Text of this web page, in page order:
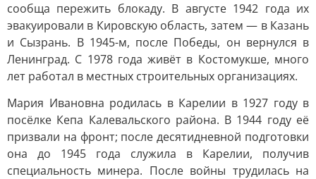
сообща пережить блокаду. В августе 1942 года их
эвакуировали в Кировскую область, затем — в Казань
и Сызрань. В 1945-м, после Победы, он вернулся в
Ленинград. С 1978 года живёт в Костомукше, много
лет работал в местных строительных организациях.
Мария Ивановна родилась в Карелии в 1927 году в
посёлке Кепа Калевальского района. В 1944 году её
призвали на фронт; после десятидневной подготовки
она до 1945 года служила в Карелии, получив
специальность минера. После войны трудилась на